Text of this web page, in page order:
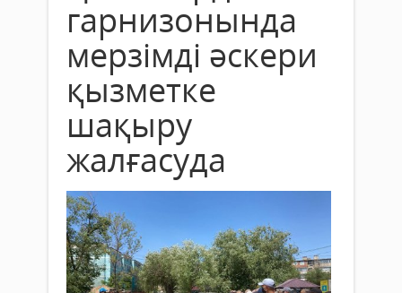
гарнизонында
мерзімді әскери
қызметке
шақыру
жалғасуда